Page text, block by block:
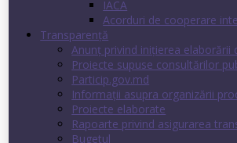
IACA
Acorduri de cooperare
Transparenţă
Anunț privind inițierea elaborării
Proiecte supuse consultărilor
Particip.gov.md
Informații asupra organizării
Proiecte elaborate
Rapoarte privind asigurarea
Bugetul